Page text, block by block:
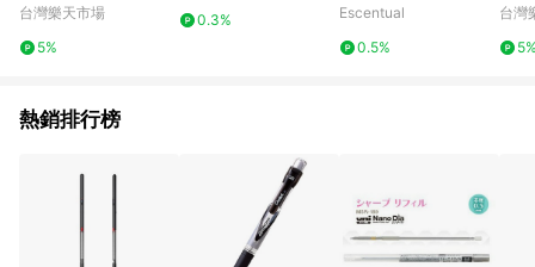
E自動鉛筆芯/自動筆芯
台灣樂天市場
5%
0.3%
ncil & Ink Stain 0.05
Escentual
0.5%
23
台灣
熱銷排行榜